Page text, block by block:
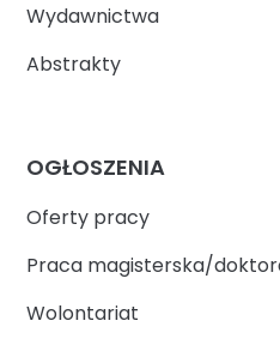
Wydawnictwa
Abstrakty
OGŁOSZENIA
Oferty pracy
Praca magisterska/
Wolontariat